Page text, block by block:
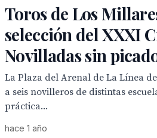
Toros de Los
selección del XXXI
Novilladas sin
La Plaza del Arenal de La Línea
a seis novilleros de distintas
práctica...
hace 1 año